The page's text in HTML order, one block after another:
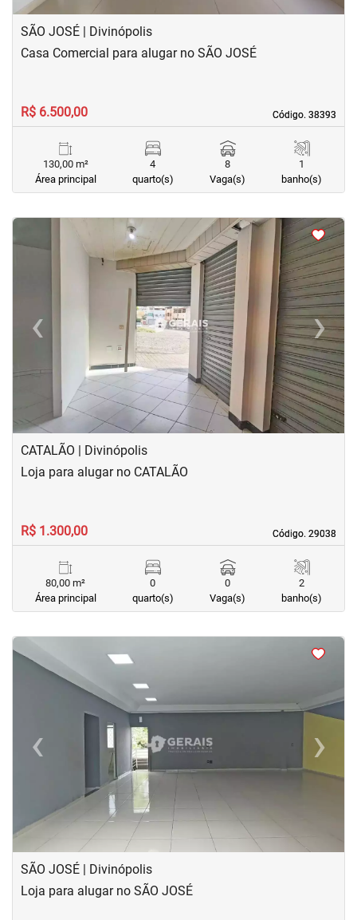
SÃO JOSÉ | Divinópolis
Código. 38393
Código. 38393
Casa Comercial para alugar no SÃO JOSÉ
R$ 6.500,00
130,00 m²
Área principal
4
quarto(s)
8
Vaga(s)
1
banho(s)
<
‹Previous ›Next
CATALÃO | Divinópolis
Código. 29038
Código. 29038
Loja para alugar no CATALÃO
R$ 1.300,00
80,00 m²
Área principal
0
quarto(s)
0
Vaga(s)
2
banho(s)
<
‹Previous ›
Next
SÃO JOSÉ | Divinópolis
Loja para alugar no SÃO JOSÉ